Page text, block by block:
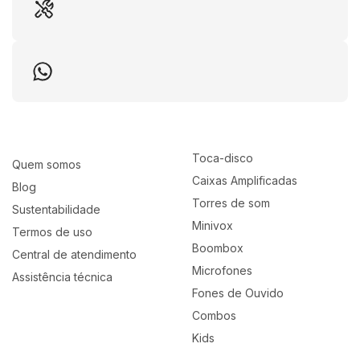
pés e suportes. Além dos 2 microfones sem fio com
alcance e vem acompanhado de acessórios como um
puff no som do microfone e também acompanha um
Especificações Técnicas:
Quem somos
Blog
Sustentabilidade
Termos de uso
Central de atendimento
Assistência técnica
Toca-disco
Caixas Amplificadas
Torres de som
Minivox
Boombox
Microfones
Fones de Ouvido
Combos
Kids